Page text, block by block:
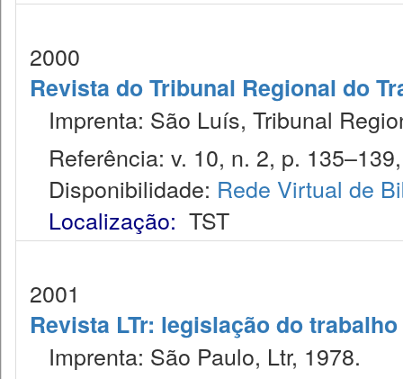
2000
Revista do Tribunal Regional do
Imprenta: São Luís, Tribunal
Referência: v. 10, n. 2, p.
Disponibilidade: Rede Virtual de
Localização: TST
2001
Revista LTr: legislação do trabalho
Imprenta: São Paulo, Ltr, 1978.